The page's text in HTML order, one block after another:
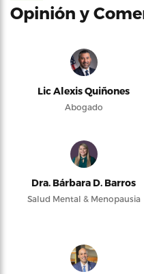
Opinión y
Lic Alexis Quiñones
Abogado
Dra. Bárbara D. Barros
Salud Mental & Menopausia